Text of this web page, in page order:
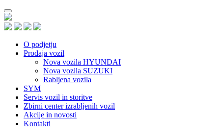
O podjetju
Prodaja vozil
Nova vozila HYUNDAI
Nova vozila SUZUKI
Rabljena vozila
SYM
Servis vozil in storitve
Zbirni center izrabljenih vozil
Akcije in novosti
Kontakti